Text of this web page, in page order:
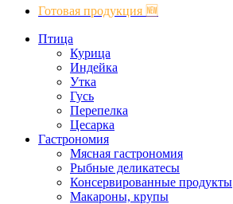
Готовая продукция 🆕
Птица
Курица
Индейка
Утка
Гусь
Перепелка
Цесарка
Гастрономия
Мясная гастрономия
Рыбные деликатесы
Консервированные продукты
Макароны, крупы